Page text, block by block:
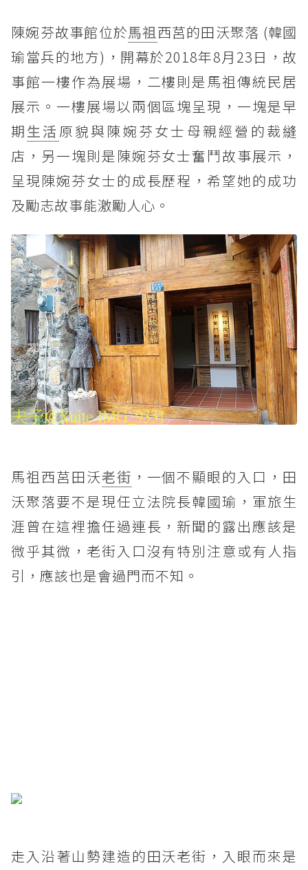
陳婉芬故事館位於馬祖西莒的田沃聚落 (韓國
瑜當兵的地方)，開幕於2018年8月23日，故
事館一樓作為展場，二樓則是馬祖傳統民居
展示。一樓展場以兩個區塊呈現，一塊是早
期生活原貌與陳婉芬女士母親經營的裁縫
店，另一塊則是陳婉芬女士奮鬥故事展示，
呈現陳婉芬女士的成長歷程，希望她的成功
及勵志故事能激勵人心。
馬祖西莒田沃老街 ，一個不顯眼的入口，田
沃聚落要不是現任立法院長韓國瑜，軍旅生
涯曾在這裡擔任過連長，新聞的露出應該是
微乎其微，老街入口沒有特別注意或有人指
引，應該也是會過門而不知。
走入沿著山勢建造的田沃老街，入眼而來是